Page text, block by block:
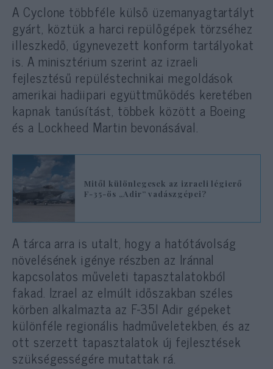
A Cyclone többféle külső üzemanyagtartályt
gyárt, köztük a harci repülőgépek törzséhez
illeszkedő, úgynevezett konform tartályokat
is. A minisztérium szerint az izraeli
fejlesztésű repüléstechnikai megoldások
amerikai hadiipari együttműködés keretében
kapnak tanúsítást, többek között a Boeing
és a Lockheed Martin bevonásával.
Mitől különlegesek az izraeli légierő
F-35-ös „Adir” vadászgépei?
A tárca arra is utalt, hogy a hatótávolság
növelésének igénye részben az Iránnal
kapcsolatos műveleti tapasztalatokból
fakad. Izrael az elmúlt időszakban széles
körben alkalmazta az F-35I Adir gépeket
különféle regionális hadműveletekben, és az
ott szerzett tapasztalatok új fejlesztések
szükségességére mutattak rá.